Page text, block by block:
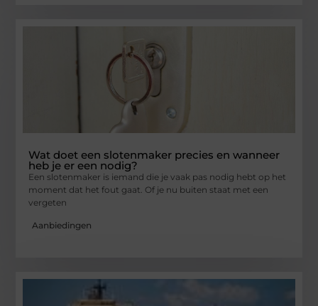
Wat doet een slotenmaker precies en wanneer
heb je er een nodig?
Een slotenmaker is iemand die je vaak pas nodig hebt op het
moment dat het fout gaat. Of je nu buiten staat met een
vergeten
Aanbiedingen